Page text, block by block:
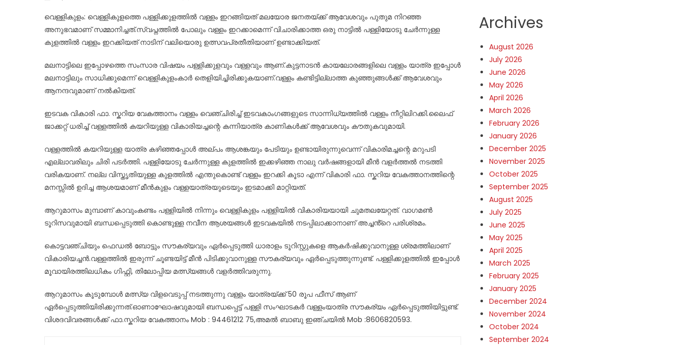
വെള്ളികുളം: വെള്ളികുളത്തെ പള്ളിക്കുളത്തിൽ വള്ളം ഇറങ്ങിയത് മലയോര ജനതയ്ക്ക് ആവേശവും പുതുമ നിറഞ്ഞ
അനുഭവമാണ് സമ്മാനിച്ചത്.സ്വപ്നത്തിൽ പോലും വള്ളം ഇറക്കാമെന്ന് വിചാരിക്കാത്ത ഒരു നാട്ടിൽ പള്ളിയോടു ചേർന്നുള്ള
കുളത്തിൽ വള്ളം ഇറക്കിയത് നാടിന് വലിയൊരു ഉത്സവപ്രതീതിയാണ് ഉണ്ടാക്കിയത്.
മലനാട്ടിലെ ഇപ്പോഴത്തെ സംസാര വിഷയം പള്ളിക്കുളവും വള്ളവും ആണ്.കുട്ടനാടൻ കായലോരങ്ങളിലെ വള്ളം യാത്ര ഇപ്പോൾ
മലനാട്ടിലും സാധിക്കുമെന്ന് വെള്ളികുളംകാർ തെളിയിച്ചിരിക്കുകയാണ്.വള്ളം കണ്ടിട്ടില്ലാത്ത കുഞ്ഞുങ്ങൾക്ക് ആവേശവും
ആനന്ദവുമാണ് നൽകിയത്.
ഇടവക വികാരി ഫാ. സ്കറിയ വേകത്താനം വള്ളം വെഞ്ചിരിച്ച് ഇടവകാംഗങ്ങളുടെ സാന്നിധ്യത്തിൽ വള്ളം നീറ്റിലിറക്കി.ലൈഫ്
ജാക്കറ്റ് ധരിച്ച് വള്ളത്തിൽ കയറിയുള്ള വികാരിയച്ചന്റെ കന്നിയാത്ര കാണികൾക്ക് ആവേശവും കൗതുകവുമായി.
വള്ളത്തിൽ കയറിയുള്ള യാത്ര കഴിഞ്ഞപ്പോൾ അല്പം ആശങ്കയും പേടിയും ഉണ്ടായിരുന്നുവെന്ന് വികാരിമച്ചന്റെ മറുപടി
എല്ലാവരിലും ചിരി പടർത്തി. പള്ളിയോടു ചേർന്നുള്ള കുളത്തിൽ ഇക്കഴിഞ്ഞ നാലു വർഷങ്ങളായി മീൻ വളർത്തൽ നടത്തി
വരികയാണ്. നല്ല വിസ്തൃതിയുള്ള കുളത്തിൽ എന്തുകൊണ്ട് വള്ളം ഇറക്കി കൂടാ എന്ന് വികാരി ഫാ. സ്കറിയ വേകത്താനത്തിന്റെ
മനസ്സിൽ ഉദിച്ച ആശയമാണ് മീൻകുളം വള്ളയാത്രയുടെയും ഇടമാക്കി മാറ്റിയത്.
ആറുമാസം മുമ്പാണ് കാവുംകണ്ടം പള്ളിയിൽ നിന്നും വെള്ളികുളം പള്ളിയിൽ വികാരിയയായി ചുമതലയേറ്റത്. വാഗമൺ
ടൂറിസവുമായി ബന്ധപ്പെടുത്തി കൊണ്ടുള്ള നവീന ആശയങ്ങൾ ഇടവകയിൽ നടപ്പിലാക്കാനാണ് അച്ചൻ്റെ പരിശ്രമം.
കൊട്ടവഞ്ചിയും ഫെഡൽ ബോട്ടും സൗകര്യവും ഏർപ്പെടുത്തി ധാരാളം ടൂറിസ്റ്റുകളെ ആകർഷിക്കുവാനുള്ള ശ്രമത്തിലാണ്
വികാരിയച്ചൻ.വള്ളത്തിൽ ഇരുന്ന് ചൂണ്ടയിട്ട് മീൻ പിടിക്കുവാനുള്ള സൗകര്യവും ഏർപ്പെടുത്തുന്നുണ്ട്. പള്ളിക്കുളത്തിൽ ഇപ്പോൾ
മൂവായിരത്തിലധികം ഗിഫ്റ്റി, തിലോപ്പിയ മത്സ്യങ്ങൾ വളർത്തിവരുന്നു.
ആറുമാസം കൂടുമ്പോൾ മത്സ്യ വിളവെടുപ്പ് നടത്തുന്നു വള്ളം യാത്രയ്ക്ക് 50 രൂപ ഫീസ് ആണ്
ഏർപ്പെടുത്തിയിരിക്കുന്നത്.ഓണാഘോഷവുമായി ബന്ധപ്പെട്ട് പള്ളി സംഘാടകർ വള്ളംയാത്ര സൗകര്യം ഏർപ്പെടുത്തിയിട്ടുണ്ട്.
വിശദവിവരങ്ങൾക്ക് ഫാ.സ്കറിയ വേകത്താനം Mob : 94461212 75,അമൽ ബാബു ഇഞ്ചയിൽ Mob :8606820593.
Archives
August 2026
July 2026
June 2026
May 2026
April 2026
March 2026
February 2026
January 2026
December 2025
November 2025
October 2025
September 2025
August 2025
July 2025
June 2025
May 2025
April 2025
March 2025
February 2025
January 2025
December 2024
November 2024
October 2024
September 2024